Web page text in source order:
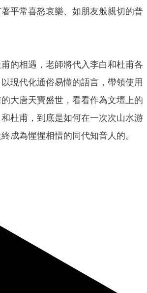
平常喜怒哀樂、如朋友般親切的普
的相遇，老師將代入李白和杜甫各
現代化通俗易懂的語言，帶領使用
大唐天寶盛世，看看作為文壇上的
杜甫，到底是如何在一次次山水游
成為惺惺相惜的同代知音人的。